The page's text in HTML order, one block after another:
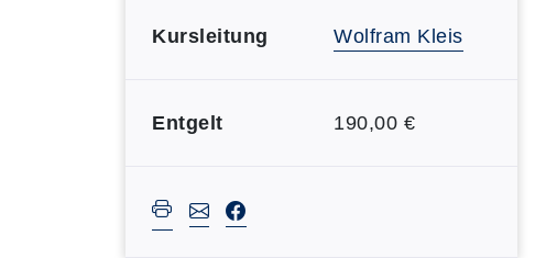
Kursleitung Wolfram Kleis
Entgelt 190,00 €